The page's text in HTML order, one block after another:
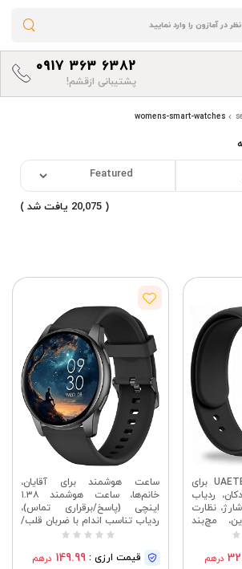
0917 363 6382
پشتیبانی ازقشم!
womens-smart-watches
( 20,075 یافت شد )
ساعت هوشمند UAETECH برای
ردیاب
نظارت
مچ‌بند
(مشکی)
درهم
ساعت هوشمند برای آقایان،
خانم‌ها، ساعت هوشمند ۱.۳۸
اینچی (پاسخ/برقراری تماس)،
ردیاب تناسب اندام با ضربان قلب/
مانیتور خواب، ۱۲۰+ ورزش،
شمار برای اندروید و iOS، مشکی
قیمت ارزی : 149.99 درهم